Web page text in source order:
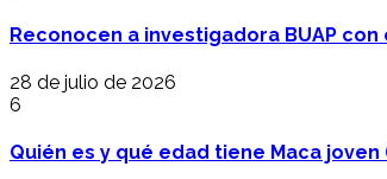
Reconocen a investigadora BUAP
28 de julio de 2026
6
Quién es y qué edad tiene Maca